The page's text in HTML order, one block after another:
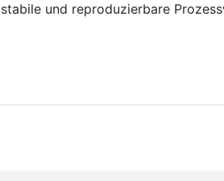
stabile und reproduzierbare